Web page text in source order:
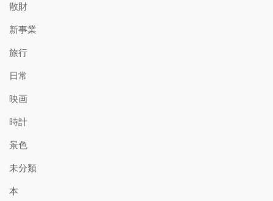
散財
新事業
旅行
日常
映画
時計
景色
未分類
本